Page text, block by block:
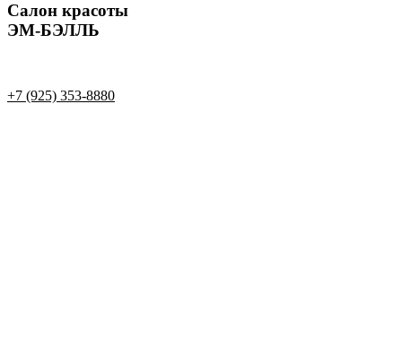
Салон красоты
ЭМ-БЭЛЛЬ
+7 (925) 353-8880